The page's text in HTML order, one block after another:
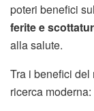
poteri benefici
ferite e
alla salute.
Tra i benefici
ricerca moderna: